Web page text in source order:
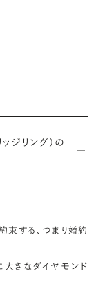
ジリング）の
束する、つまり婚約
きなダイヤモンド